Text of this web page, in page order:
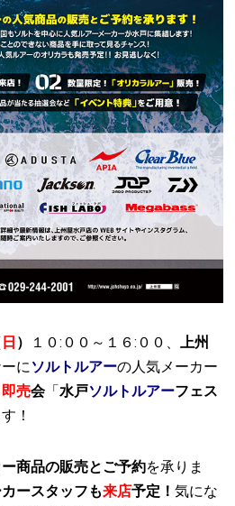
日 ） １０:００～１６:００、上州
にソルトルアーの人気メーカー
即売会「水戸ソルトルアーフェス
！
商品の販売とご予約を承りま
ースタッフも来店予定！気にな